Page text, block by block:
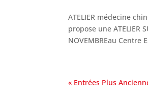
ATELIER médecine
propose une ATELIER
NOVEMBREau Centre
« Entrées Plus